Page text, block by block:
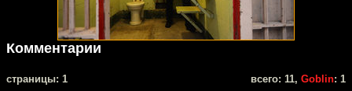
Комментарии
cтраницы: 1 всего: 11, Goblin: 1